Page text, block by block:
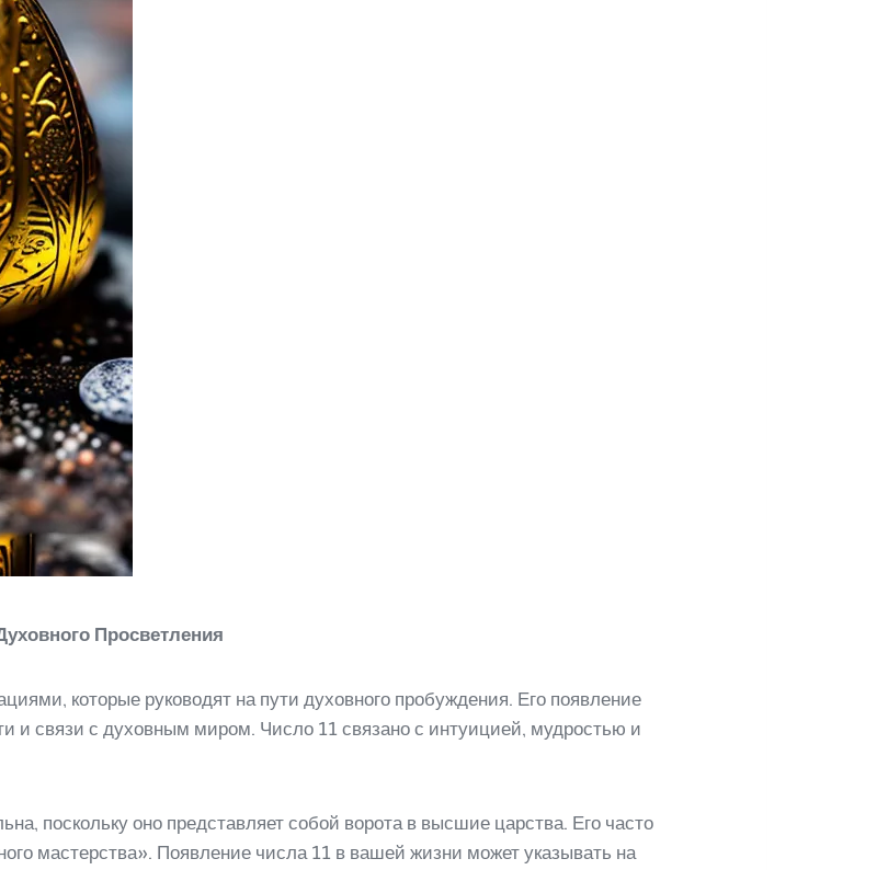
Просветления
которые руководят на пути духовного пробуждения. Его появление
и связи с духовным миром. Число 11 связано с интуицией, мудростью и
поскольку оно представляет собой ворота в высшие царства. Его часто
мастерства». Появление числа 11 в вашей жизни может указывать на